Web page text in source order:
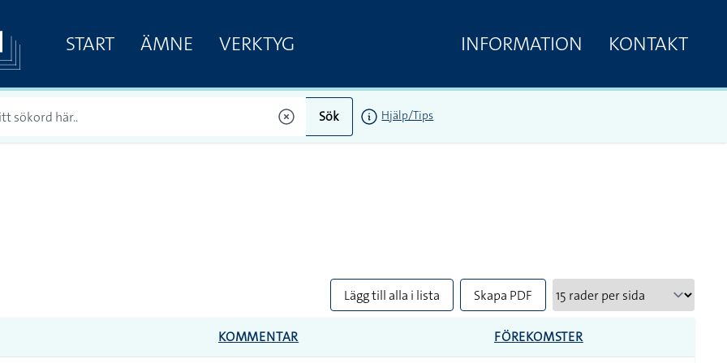
START ÄMNE VERKTYG INFORMATION KONTAKT
Sök Hjälp/Tips
Lägg till alla i lista Skapa PDF
KOMMENTAR FÖREKOMSTER